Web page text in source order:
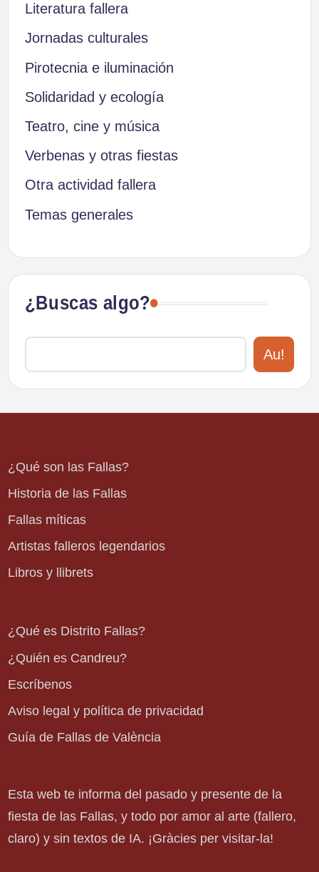
Literatura fallera
Jornadas culturales
Pirotecnia e iluminación
Solidaridad y ecología
Teatro, cine y música
Verbenas y otras fiestas
Otra actividad fallera
Temas generales
¿Buscas algo?
Au!
¿Qué son las Fallas?
Historia de las Fallas
Fallas míticas
Artistas falleros legendarios
Libros y llibrets
¿Qué es Distrito Fallas?
¿Quién es Candreu?
Escríbenos
Aviso legal y política de privacidad
Guía de Fallas de València
Esta web te informa del pasado y presente de la
fiesta de las Fallas, y todo por amor al arte (fallero,
claro) y sin textos de IA. ¡Gràcies per visitar-la!